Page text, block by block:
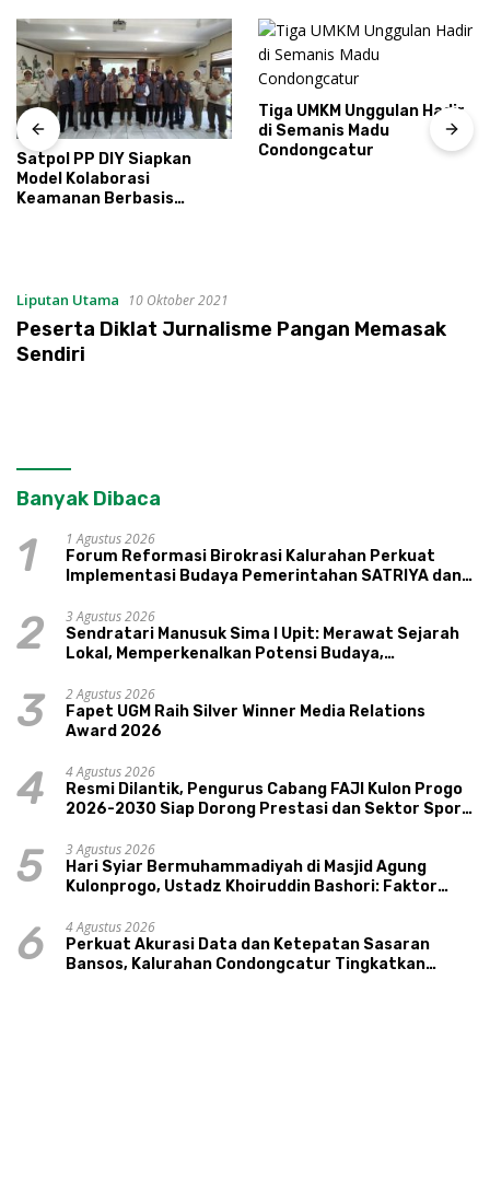
Satpol PP DIY Siapkan
Model Kolaborasi
Keamanan Berbasis
Tiga UMKM Unggulan Hadir
di Semanis Madu
Condongcatur
Liputan Utama 10 Oktober 2021
Peserta Diklat Jurnalisme Pangan Memasak
Sendiri
Banyak Dibaca
1
1 Agustus 2026
Forum Reformasi Birokrasi Kalurahan Perkuat
Implementasi Budaya Pemerintahan SATRIYA dan
2
3 Agustus 2026
Sendratari Manusuk Sima I Upit: Merawat Sejarah
Lokal, Memperkenalkan Potensi Budaya,
3
2 Agustus 2026
Fapet UGM Raih Silver Winner Media Relations
Award 2026
4
4 Agustus 2026
Resmi Dilantik, Pengurus Cabang FAJI Kulon Progo
2026-2030 Siap Dorong Prestasi dan Sektor Sport
5
3 Agustus 2026
Hari Syiar Bermuhammadiyah di Masjid Agung
Kulonprogo, Ustadz Khoiruddin Bashori: Faktor
6
4 Agustus 2026
Perkuat Akurasi Data dan Ketepatan Sasaran
Bansos, Kalurahan Condongcatur Tingkatkan